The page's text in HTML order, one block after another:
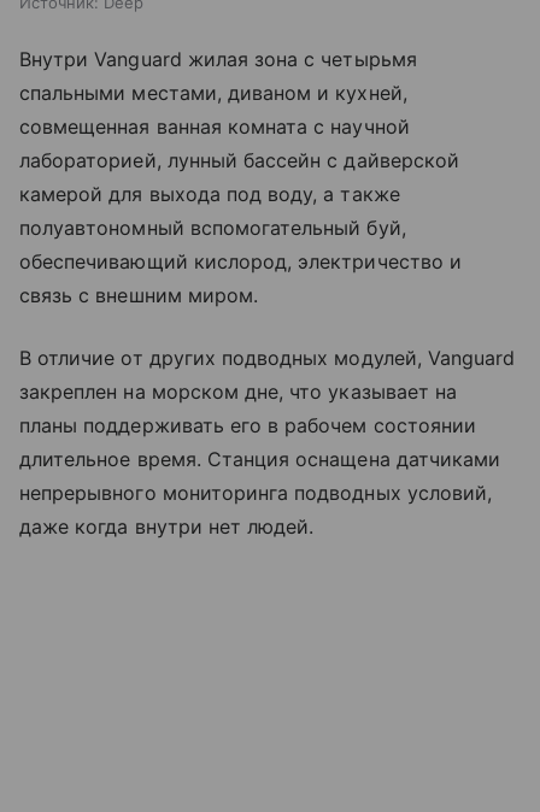
Внутри Vanguard жилая зона с четырьмя
спальными местами, диваном и кухней,
совмещенная ванная комната с научной
лабораторией, лунный бассейн с дайверской
камерой для выхода под воду, а также
полуавтономный вспомогательный буй,
обеспечивающий кислород, электричество и
связь с внешним миром.
В отличие от других подводных модулей, Vanguard
закреплен на морском дне, что указывает на
планы поддерживать его в рабочем состоянии
длительное время. Станция оснащена датчиками
непрерывного мониторинга подводных условий,
даже когда внутри нет людей.